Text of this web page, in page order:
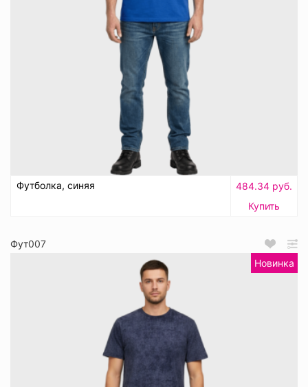
Футболка, синяя
484.34 руб.
Купить
Фут007
Новинка